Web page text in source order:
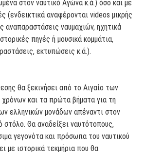
στον ναυτικό Αγώνα κ.ά.) όσο και με
(ενδεικτικά αναφέρονται videos μικρής
αναπαραστάσεις ναυμαχιών, ηχητικά
πηγές ή μουσικά κομμάτια,
εκτυπώσεις κ.ά.).
θα ξεκινήσει από το Αιγαίο των
και τα πρώτα βήματα για τη
ελληνικών μονάδων απέναντι στον
στόλο. Θα αναδείξει ναυτότοπους,
γεγονότα και πρόσωπα του ναυτικού
με ιστορικά τεκμήρια που θα